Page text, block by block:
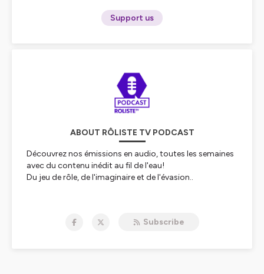
Support us
ABOUT RÔLISTE TV PODCAST
Découvrez nos émissions en audio, toutes les semaines
avec du contenu inédit au fil de l'eau!
Du jeu de rôle, de l'imaginaire et de l'évasion..
Subscribe